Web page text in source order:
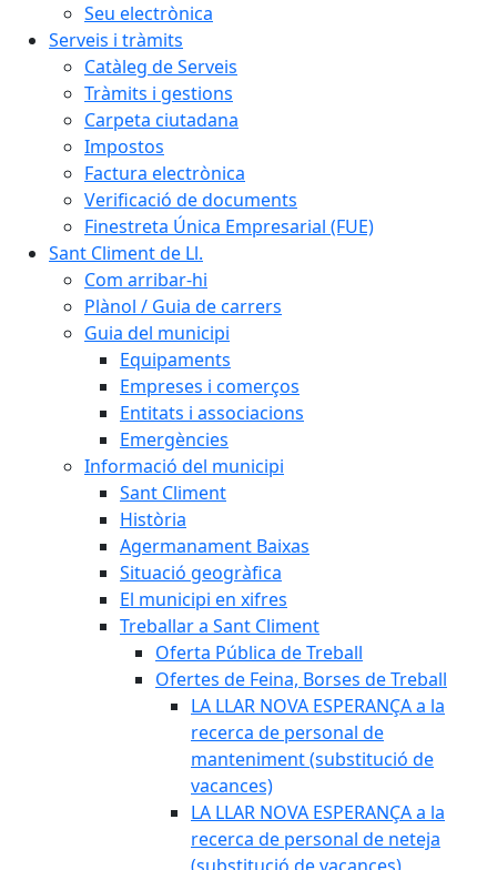
Seu electrònica
Serveis i tràmits
Catàleg de Serveis
Tràmits i gestions
Carpeta ciutadana
Impostos
Factura electrònica
Verificació de documents
Finestreta Única Empresarial (FUE)
Sant Climent de Ll.
Com arribar-hi
Plànol / Guia de carrers
Guia del municipi
Equipaments
Empreses i comerços
Entitats i associacions
Emergències
Informació del municipi
Sant Climent
Història
Agermanament Baixas
Situació geogràfica
El municipi en xifres
Treballar a Sant Climent
Oferta Pública de Treball
Ofertes de Feina, Borses de Treball
LA LLAR NOVA ESPERANÇA a la
recerca de personal de
manteniment (substitució de
vacances)
LA LLAR NOVA ESPERANÇA a la
recerca de personal de neteja